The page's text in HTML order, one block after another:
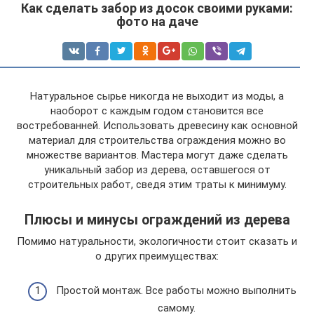
Как сделать забор из досок своими руками:
фото на даче
Натуральное сырье никогда не выходит из моды, а
наоборот с каждым годом становится все
востребованней. Использовать древесину как основной
материал для строительства ограждения можно во
множестве вариантов. Мастера могут даже сделать
уникальный забор из дерева, оставшегося от
строительных работ, сведя этим траты к минимуму.
Плюсы и минусы ограждений из дерева
Помимо натуральности, экологичности стоит сказать и
о других преимуществах:
Простой монтаж. Все работы можно выполнить
самому.